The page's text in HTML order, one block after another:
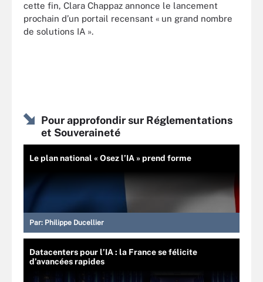
cette fin, Clara Chappaz annonce le lancement
prochain d’un portail recensant « un grand nombre
de solutions IA ».
Pour approfondir sur Réglementations
et Souveraineté
Le plan national « Osez l’IA » prend forme
Par: Philippe Ducellier
Datacenters pour l’IA : la France se félicite
d’avancées rapides